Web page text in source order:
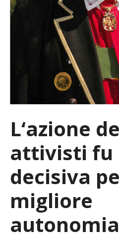
L‘azione
attivisti fu
decisiva
migliore
autonomia